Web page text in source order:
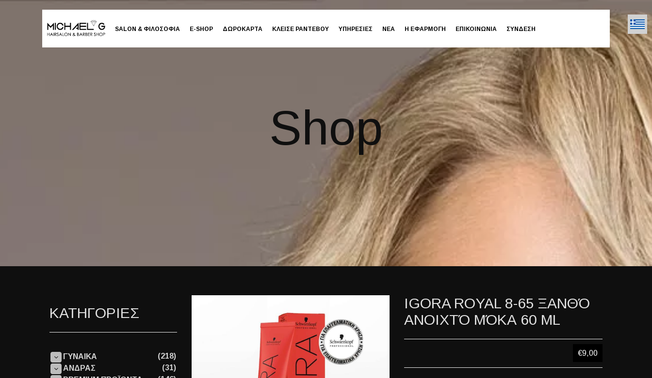
SALON & ΦΙΛΟΣΟΦΙΑ E-SHOP ΔΩΡΟΚΑΡΤΑ ΚΛΕΙΣΕ ΡΑΝΤΕΒΟΥ ΥΠΗΡΕΣΙΕΣ ΝΕΑ Η ΕΦΑΡΜΟΓΗ ΕΠΙΚΟΙΝΩΝΙΑ ΣΥΝΔΕΣΗ
Shop
IGORA ROYAL 8-65 ΞΑΝΘΌ
ΑΝΟΙΧΤΌ ΜΌΚΑ 60 ML
€9,00
ΚΑΤΗΓΟΡΙΕΣ
ΓΥΝΑΙΚΑ
(218)
ΑΝΔΡΑΣ
(31)